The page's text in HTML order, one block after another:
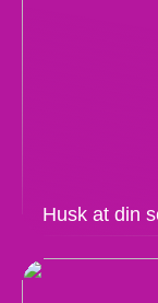
Husk at din